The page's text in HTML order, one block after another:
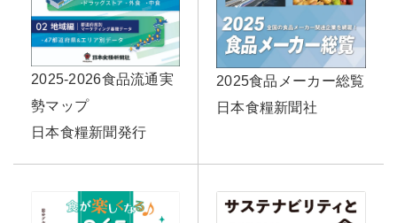
2025-2026食品流通実
勢マップ
日本食糧新聞発行
2025食品メーカー総覧
日本食糧新聞社